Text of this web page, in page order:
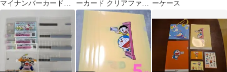
マイナンバーカードケ
ース3枚
ーカード クリアファイ
ル 2枚セット
ーケース